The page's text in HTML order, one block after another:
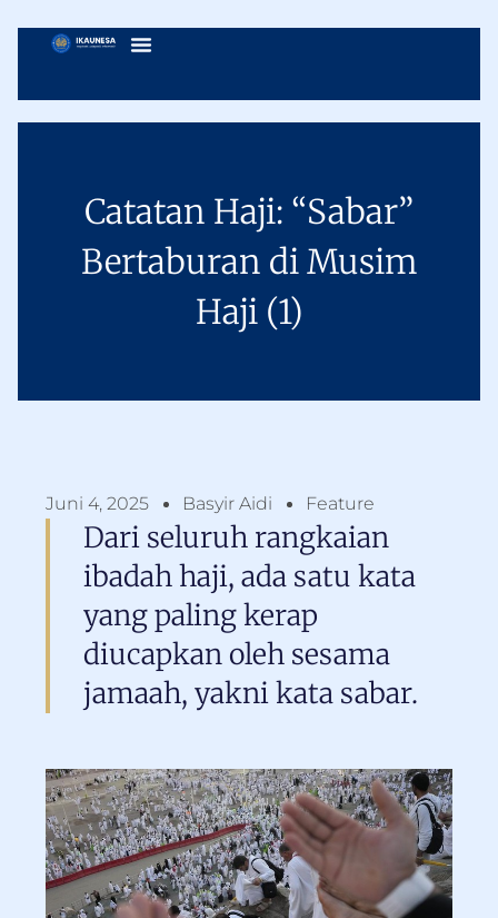
Catatan Haji: “Sabar”
Bertaburan di Musim
Haji (1)
Juni 4, 2025 Basyir Aidi Feature
Dari seluruh rangkaian
ibadah haji, ada satu kata
yang paling kerap
diucapkan oleh sesama
jamaah, yakni kata sabar.